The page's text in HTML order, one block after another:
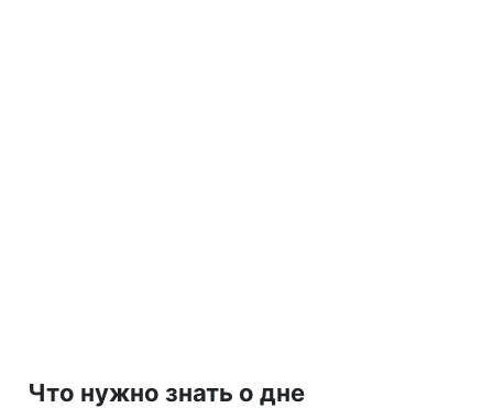
Что нужно знать о дне